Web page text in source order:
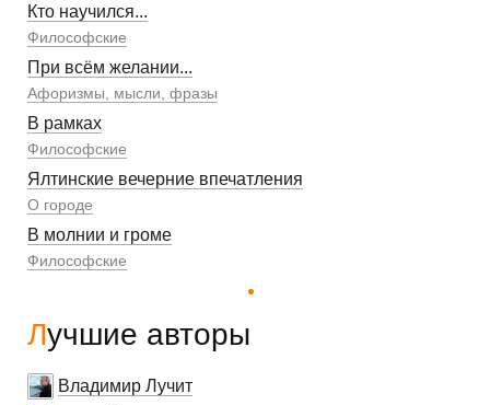
Кто научился...
Философские
При всём желании...
Афоризмы, мысли, фразы
В рамках
Философские
Ялтинские вечерние впечатления
О городе
В молнии и громе
Философские
Лучшие авторы
Владимир Лучит